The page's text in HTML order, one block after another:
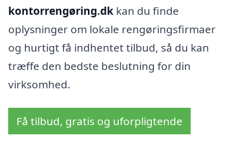
kontorrengøring.dk kan du finde
oplysninger om lokale rengøringsfirmaer
og hurtigt få indhentet tilbud, så du kan
træffe den bedste beslutning for din
virksomhed.
Få tilbud, gratis og uforpligtende